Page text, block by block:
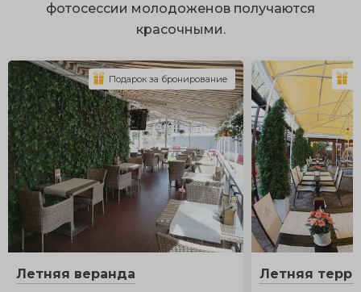
оборудованные площадки.
огромный простор для воплощения интересных идей.
К эксклюзивным вариантам можно отнести аренду
старинного особняка или шикарной дворянской
усадьбы с искусственными прудами и ландшафтным
парком. По желанию здесь можно установить
белоснежные шатры с драпировкой и заказать
оригинальную сервировку, подходящую по стиль.
фотосессии молодоженов получаются
красочными.
Летняя веранда
Подарок за бронирование
Летняя